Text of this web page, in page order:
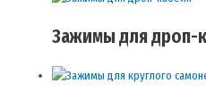
Зажимы для дроп-